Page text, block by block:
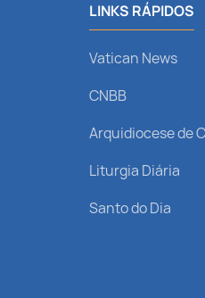
LINKS RÁPIDOS
Vatican News
CNBB
Arquidiocese de
Liturgia Diária
Santo do Dia